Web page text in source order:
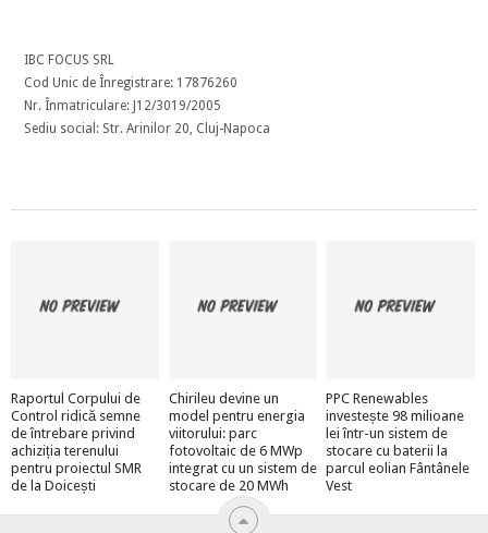
IBC FOCUS SRL
Cod Unic de Înregistrare: 17876260
Nr. Înmatriculare: J12/3019/2005
Sediu social: Str. Arinilor 20, Cluj-Napoca
Raportul Corpului de
Control ridică semne
de întrebare privind
achiziția terenului
pentru proiectul SMR
de la Doicești
Chirileu devine un
model pentru energia
viitorului: parc
fotovoltaic de 6 MWp
integrat cu un sistem de
stocare de 20 MWh
PPC Renewables
investește 98 milioane
lei într-un sistem de
stocare cu baterii la
parcul eolian Fântânele
Vest